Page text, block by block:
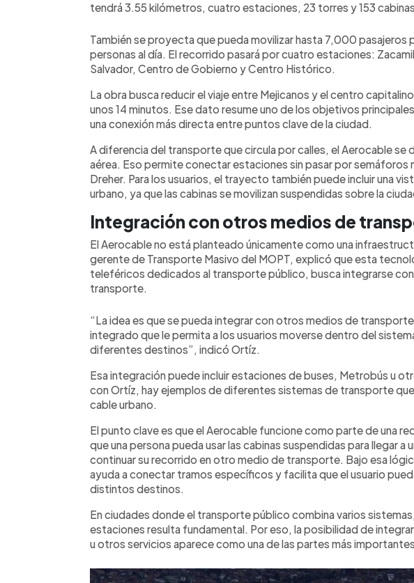
tendrá 3.55 kilómetros, cuatro estaciones, 23 torres y 153
También se proyecta que pueda movilizar hasta 7,000 pasajeros
personas al día. El recorrido pasará por cuatro estaciones:
Salvador, Centro de Gobierno y Centro Histórico.
La obra busca reducir el viaje entre Mejicanos y el centro
unos 14 minutos. Ese dato resume uno de los objetivos
una conexión más directa entre puntos clave de la ciudad.
A diferencia del transporte que circula por calles, el Aerocable se
aérea. Eso permite conectar estaciones sin pasar por semáforos
Dreher. Para los usuarios, el trayecto también puede incluir una
urbano, ya que las cabinas se movilizan suspendidas sobre la
Integración con otros medios de
El Aerocable no está planteado únicamente como una
gerente de Transporte Masivo del MOPT, explicó que esta
teleféricos dedicados al transporte público, busca integrarse
transporte.
“La idea es que se pueda integrar con otros medios de
integrado que le permita a los usuarios moverse dentro del
diferentes destinos”, indicó Ortíz.
Esa integración puede incluir estaciones de buses, Metrobús u
con Ortíz, hay ejemplos de diferentes sistemas de transporte
cable urbano.
El punto clave es que el Aerocable funcione como parte de una
que una persona pueda usar las cabinas suspendidas para llegar a
continuar su recorrido en otro medio de transporte. Bajo esa
ayuda a conectar tramos específicos y facilita que el usuario
distintos destinos.
En ciudades donde el transporte público combina varios
estaciones resulta fundamental. Por eso, la posibilidad de
u otros servicios aparece como una de las partes más